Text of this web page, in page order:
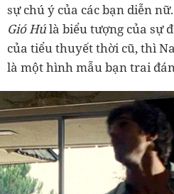
sự chú ý của các bạn diễn
Gió Húlà biểu tượng của sự
của tiểu thuyết thời cũ, thì
là một hình mẫu bạn trai